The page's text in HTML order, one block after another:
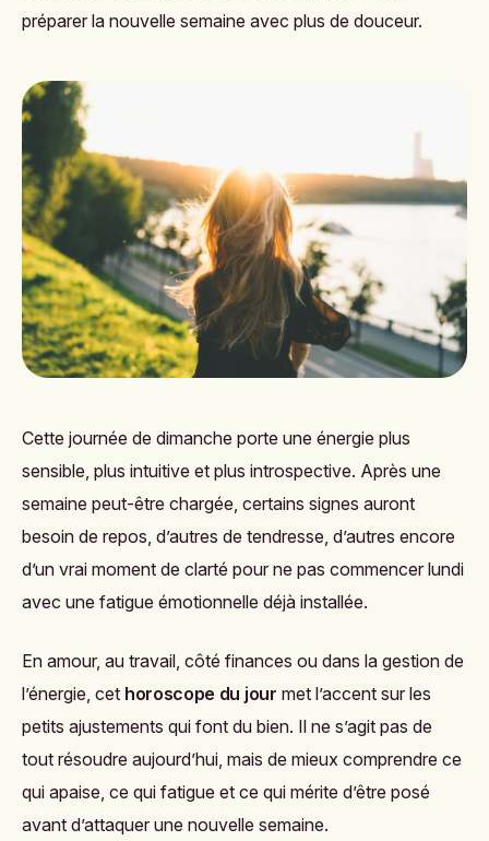
préparer la nouvelle semaine avec plus de douceur.
Cette journée de dimanche porte une énergie plus
sensible, plus intuitive et plus introspective. Après une
semaine peut-être chargée, certains signes auront
besoin de repos, d’autres de tendresse, d’autres encore
d’un vrai moment de clarté pour ne pas commencer lundi
avec une fatigue émotionnelle déjà installée.
En amour, au travail, côté finances ou dans la gestion de
l’énergie, cet horoscope du jour met l’accent sur les
petits ajustements qui font du bien. Il ne s’agit pas de
tout résoudre aujourd’hui, mais de mieux comprendre ce
qui apaise, ce qui fatigue et ce qui mérite d’être posé
avant d’attaquer une nouvelle semaine.